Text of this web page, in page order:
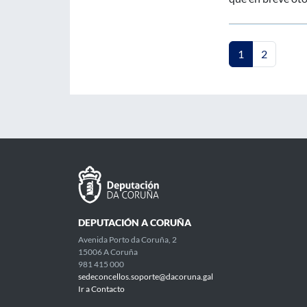
1 2
DEPUTACIÓN A CORUÑA
Avenida Porto da Coruña, 2
15006 A Coruña
981 415 000
sedeconcellos.soporte@dacoruna.gal
Ir a Contacto